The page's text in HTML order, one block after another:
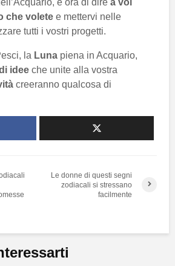
che volete e mettervi nelle
tutti i vostri progetti.
la Luna piena in Acquario,
idee che unite alla vostra
creeranno qualcosa di
Le donne di questi segni
zodiacali si stressano
facilmente